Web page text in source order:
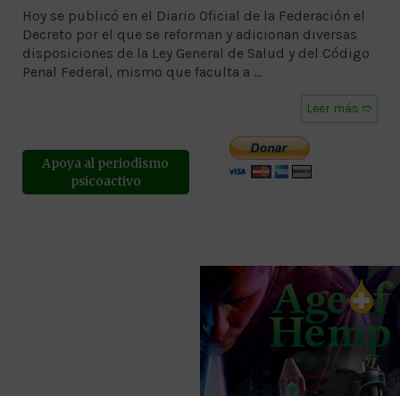
Hoy se publicó en el Diario Oficial de la Federación el
Decreto por el que se reforman y adicionan diversas
disposiciones de la Ley General de Salud y del Código
Penal Federal, mismo que faculta a …
Leer más ➱
Apoya al periodismo
psicoactivo